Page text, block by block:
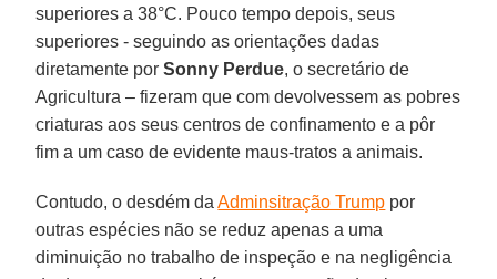
superiores a 38°C. Pouco tempo depois, seus
superiores - seguindo as orientações dadas
diretamente porSonny Perdue, o secretário de
Agricultura – fizeram que com devolvessem as pobres
criaturas aos seus centros de confinamento e a pôr
fim a um caso de evidente maus-tratos a animais.
Contudo, o desdém daAdminsitração Trump por
outras espécies não se reduz apenas a uma
diminuição no trabalho de inspeção e na negligência